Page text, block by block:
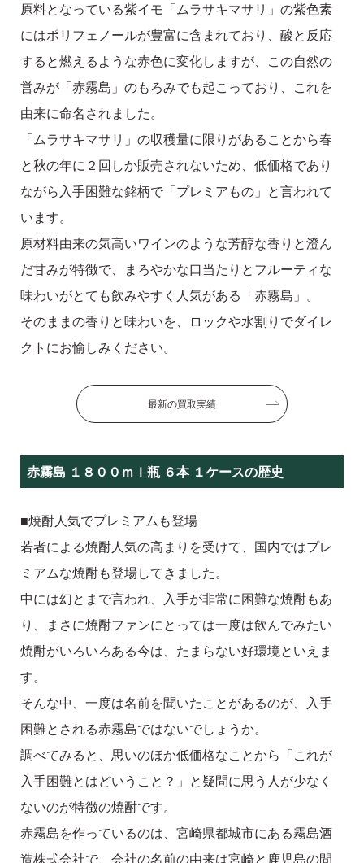
原料となっている紫イモ「ムラサキマサリ」の紫色素
にはポリフェノールが豊富に含まれており、酸と反応
すると燃えるような赤色に変化しますが、この自然の
営みが「赤霧島」のもろみでも起こっており、これを
由来に命名されました。
「ムラサキマサリ」の収穫量に限りがあることから春
と秋の年に２回しか販売されないため、低価格であり
ながら入手困難な銘柄で「プレミアもの」と言われて
います。
原材料由来の気高いワインのような芳醇な香りと澄ん
だ甘みが特徴で、まろやかな口当たりとフルーティな
味わいがとても飲みやすく人気がある「赤霧島」。
そのままの香りと味わいを、ロックや水割りでダイレ
クトにお愉しみください。
最新の買取実績
赤霧島 １８００ｍｌ瓶 ６本 １ケースの歴史
■焼酎人気でプレミアムも登場
若者による焼酎人気の高まりを受けて、国内ではプレ
ミアムな焼酎も登場してきました。
中には幻とまで言われ、入手が非常に困難な焼酎もあ
り、まさに焼酎ファンにとっては一度は飲んでみたい
焼酎がいろいろある今は、たまらない好環境といえま
す。
そんな中、一度は名前を聞いたことがあるのが、入手
困難とされる赤霧島ではないでしょうか。
調べてみると、思いのほか低価格なことから「これが
入手困難とはどいうこと？」と疑問に思う人が少なく
ないのが特徴の焼酎です。
赤霧島を作っているのは、宮崎県都城市にある霧島酒
造株式会社で、会社の名前の由来は宮崎と鹿児島の間